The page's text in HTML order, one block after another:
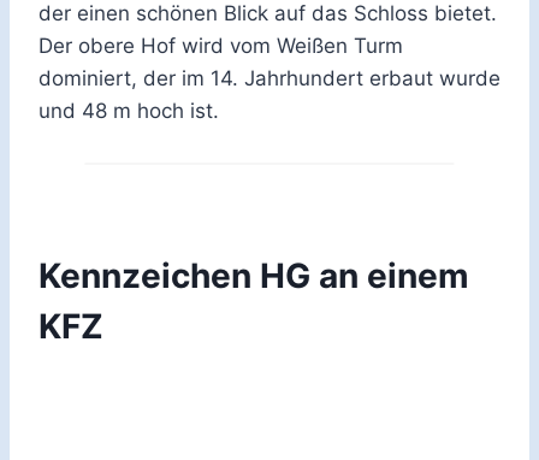
der einen schönen Blick auf das Schloss bietet.
Der obere Hof wird vom Weißen Turm
dominiert, der im 14. Jahrhundert erbaut wurde
und 48 m hoch ist.
Kennzeichen HG an einem
KFZ